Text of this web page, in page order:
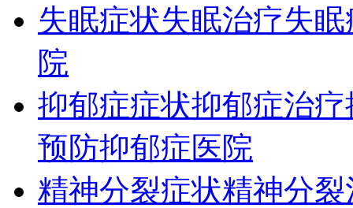
失眠症状失眠治疗失
院
抑郁症症状抑郁症治疗
预防抑郁症医院
精神分裂症状精神分裂